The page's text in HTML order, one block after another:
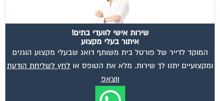
שירות אישי לוועדי בתים!
איתור בעלי מקצוע
המוקד לדייר של פורטל בית משותף דואג שבעלי מקצוע הוגנים
ומקצועיים יתנו לך שירות. מלא את הטופס או לחץ לשליחת הודעת
ווצאפ